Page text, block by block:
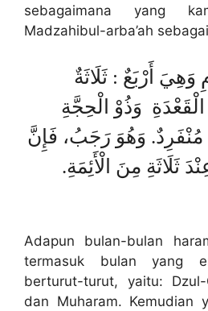
sebagaimana yang
Madzahibul-arba’ah
وَهِيَ أَرْبَعٌ : ثَلَاثَةٌ
وَذُوْ الْحِجَّةِ
مُنْفَرِدٌ. وَهُوَ رَجَبُ، فَإِنَّ
ثَلَاثَةِ مِنَ الْأَئِمَةِ.
Adapun bulan-bulan
termasuk bulan yang
berturut-turut, yaitu: Dzul-
dan Muharam. Kemudian